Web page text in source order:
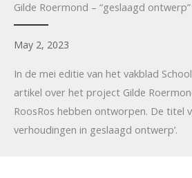
Gilde Roermond – “geslaagd ontwerp”
May 2, 2023
In de mei editie van het vakblad
artikel over het project Gilde
RoosRos hebben ontworpen. De titel
verhoudingen in geslaagd ontwerp’.